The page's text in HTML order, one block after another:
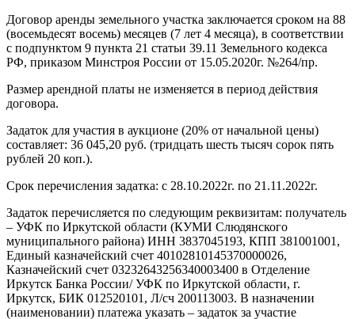
Договор аренды земельного участка заключается сроком на 88
(восемьдесят восемь) месяцев (7 лет 4 месяца), в соответствии
с подпунктом 9 пункта 21 статьи 39.11 Земельного кодекса
РФ, приказом Минстроя России от 15.05.2020г. №264/пр.
Размер арендной платы не изменяется в период действия
договора.
Задаток для участия в аукционе (20% от начальной цены)
составляет: 36 045,20 руб. (тридцать шесть тысяч сорок пять
рублей 20 коп.).
Срок перечисления задатка: с 28.10.2022г. по 21.11.2022г.
Задаток перечисляется по следующим реквизитам: получатель
– УФК по Иркутской области (КУМИ Слюдянского
муниципального района) ИНН 3837045193, КПП 381001001,
Единый казначейский счет 40102810145370000026,
Казначейский счет 03232643256340003400 в Отделение
Иркутск Банка России/ УФК по Иркутской области, г.
Иркутск, БИК 012520101, Л/сч 200113003. В назначении
(наименовании) платежа указать – задаток за участие